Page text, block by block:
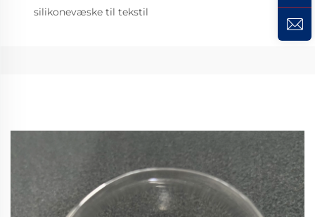
silikonevæske til tekstil